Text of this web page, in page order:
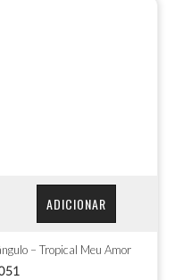
ADICIONAR
– Tropical Meu Amor